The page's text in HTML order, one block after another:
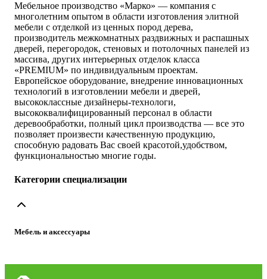
Мебельное производство «Марко» — компания с
многолетним опытом в области изготовления элитной
мебели с отделкой из ценных пород дерева,
производитель межкомнатных раздвижных и распашных
дверей, перегородок, стеновых и потолочных панелей из
массива, других интерьерных отделок класса
«PREMIUM» по индивидуальным проектам.
Европейское оборудование, внедрение инновационных
технологий в изготовлении мебели и дверей,
высококлассные дизайнеры-технологи,
высококвалифицированный персонал в области
деревообработки, полный цикл производства — все это
позволяет произвести качественную продукцию,
способную радовать Вас своей красотой,удобством,
функциональностью многие годы.
Категории специализации
Мебель и аксессуары